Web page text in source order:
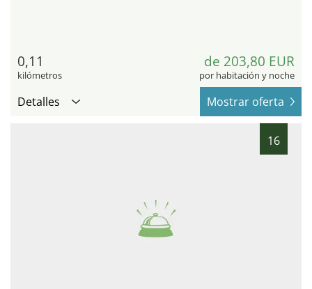
0,11
kilómetros
de 203,80 EUR
por habitación y noche
Detalles Mostrar oferta
16